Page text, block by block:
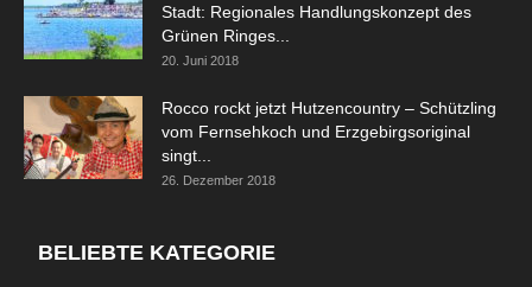
Stadt: Regionales Handlungskonzept des
Grünen Ringes...
20. Juni 2018
Rocco rockt jetzt Hutzencountry – Schützling
vom Fernsehkoch und Erzgebirgsoriginal
singt...
26. Dezember 2018
BELIEBTE KATEGORIE